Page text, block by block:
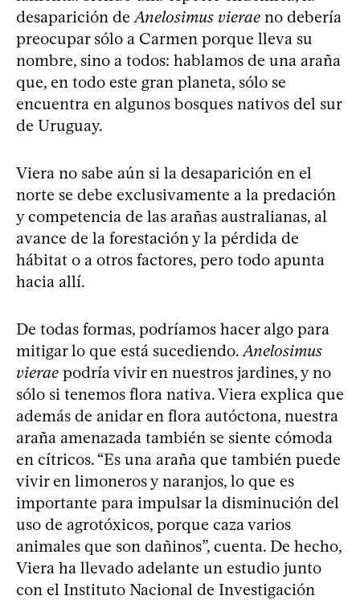
desaparición de Anelosimus vierae no debería
preocupar sólo a Carmen porque lleva su
nombre, sino a todos: hablamos de una araña
que, en todo este gran planeta, sólo se
encuentra en algunos bosques nativos del sur
de Uruguay.
Viera no sabe aún si la desaparición en el
norte se debe exclusivamente a la predación
y competencia de las arañas australianas, al
avance de la forestación y la pérdida de
hábitat o a otros factores, pero todo apunta
hacia allí.
De todas formas, podríamos hacer algo para
mitigar lo que está sucediendo. Anelosimus
vierae podría vivir en nuestros jardines, y no
sólo si tenemos flora nativa. Viera explica que
además de anidar en flora autóctona, nuestra
araña amenazada también se siente cómoda
en cítricos. “Es una araña que también puede
vivir en limoneros y naranjos, lo que es
importante para impulsar la disminución del
uso de agrotóxicos, porque caza varios
animales que son dañinos”, cuenta. De hecho,
Viera ha llevado adelante un estudio junto
con el Instituto Nacional de Investigación